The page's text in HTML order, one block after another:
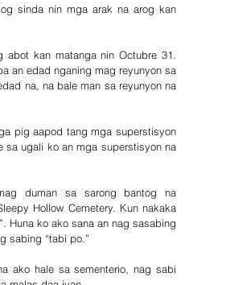
sinda nin mga arak na arog kan
kan matanga nin Octubre 31.
an edad nganing mag reyunyon sa
na, na bale man sa reyunyon na
pig aapod tang mga superstisyon
sa ugali ko an mga superstisyon na
duman sa sarong bantog na
Hollow Cemetery. Kun nakaka
Huna ko ako sana an nag sasabing
sabing “tabi po.”
ako hale sa sementerio, nag sabi